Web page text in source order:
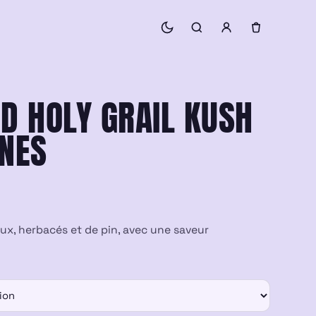
HOLY GRAIL KUSH
herbacés et de pin, avec une saveur